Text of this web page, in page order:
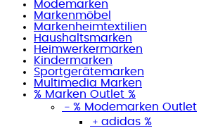
Modemarken
Markenmöbel
Markenheimtextilien
Haushaltsmarken
Heimwerkermarken
Kindermarken
Sportgerätemarken
Multimedia Marken
% Marken Outlet %
﹣ % Modemarken Outlet
﹢ adidas %